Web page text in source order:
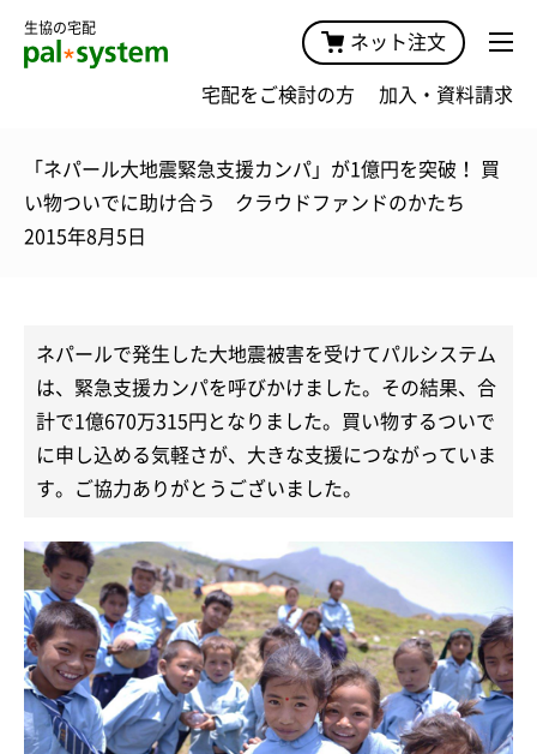
生協の宅配
ネット注文
宅配をご検討の方 加入・資料請求
「ネパール大地震緊急支援カンパ」が1億円を突破！ 買
い物ついでに助け合う クラウドファンドのかたち
2015年8月5日
ネパールで発生した大地震被害を受けてパルシステム
は、緊急支援カンパを呼びかけました。その結果、合
計で1億670万315円となりました。買い物するついで
に申し込める気軽さが、大きな支援につながっていま
す。ご協力ありがとうございました。